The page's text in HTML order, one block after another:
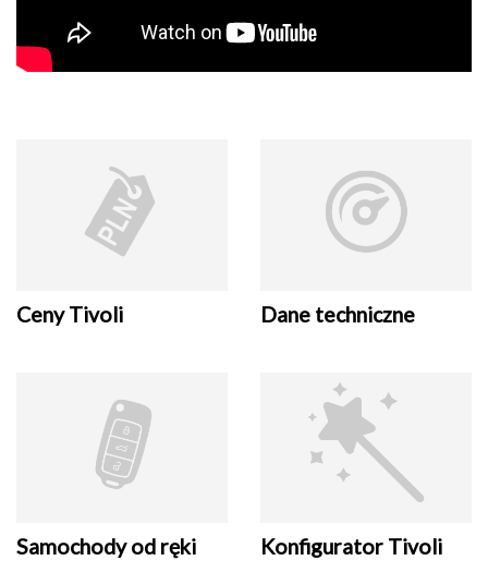
Ceny Tivoli Dane techniczne
Samochody od ręki Konfigurator Tivoli